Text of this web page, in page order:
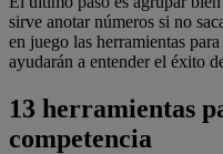
sirve anotar números si no
en juego las herramientas
ayudarán a entender el éxito
13 herramientas
competencia